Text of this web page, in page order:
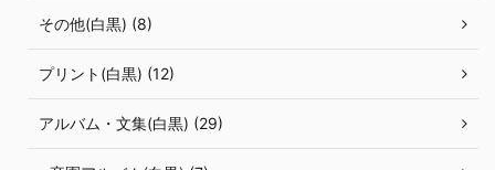
その他(白黒) (8)
プリント(白黒) (12)
アルバム・文集(白黒) (29)